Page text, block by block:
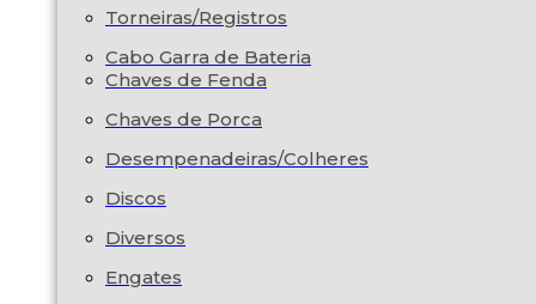
Torneiras/Registros
Cabo Garra de Bateria
Chaves de Fenda
Chaves de Porca
Desempenadeiras/Colheres
Discos
Diversos
Engates